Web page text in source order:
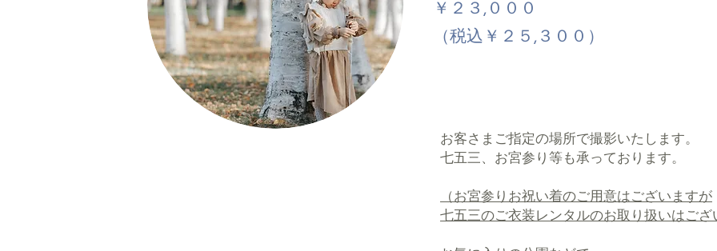
￥２３,０００
（税込￥２５,３００）
お客さまご指定の場所で撮影いたします。
​七五三、お宮参り等も承っております。
（お宮参りお祝い着のご用意はございますが
七五三のご衣装レンタルのお取り扱いはご